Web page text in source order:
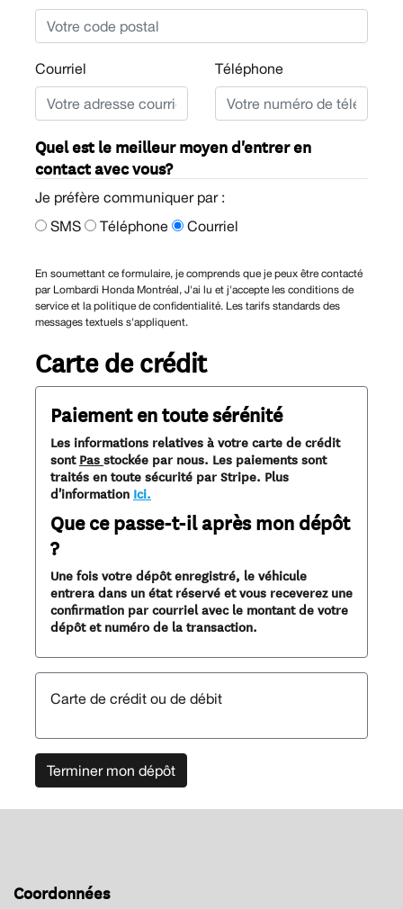
Courriel Téléphone
Quel est le meilleur moyen d'entrer en
contact avec vous?
Je préfère communiquer par :
SMS
Téléphone Courriel
En soumettant ce formulaire, je comprends que je peux être contacté
par Lombardi Honda Montréal, J'ai lu et j'accepte les conditions de
service et la politique de confidentialité. Les tarifs standards des
messages textuels s'appliquent.
Carte de crédit
Paiement en toute sérénité
Les informations relatives à votre carte de crédit
sont Pas stockée par nous. Les paiements sont
traités en toute sécurité par Stripe. Plus
d'information Ici.
Que ce passe-t-il après mon dépôt
?
Une fois votre dépôt enregistré, le véhicule
entrera dans un état réservé et vous receverez une
confirmation par courriel avec le montant de votre
dépôt et numéro de la transaction.
Carte de crédit ou de débit
Terminer mon dépôt
Coordonnées